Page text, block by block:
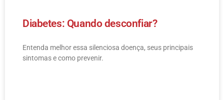
Diabetes: Quando desconfiar?
Entenda melhor essa silenciosa doença, seus principais
sintomas e como prevenir.